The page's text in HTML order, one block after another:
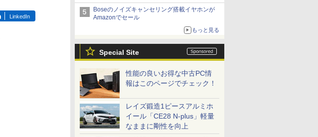
ば屋のメニュー並みの薄さ」
Boseのノイズキャンセリング搭載イヤホンが
Amazonでセール
もっと見る
Special Site
性能の良いお得な中古PC情
報はこのページでチェック！
レイズ鍛造1ピースアルミホ
イール「CE28 N-plus」軽量
なままに剛性を向上
LinkedIn